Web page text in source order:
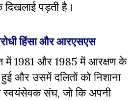
पड़ती है।
हिंसा और आरएसएस
में 1981 और 1985 में आरक्षण के
और उसमें दलितों को निशाना
स्वयंसेवक संघ, जो कि अपनी